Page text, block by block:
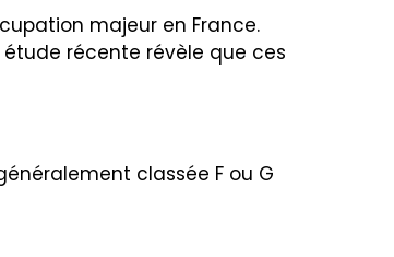
majeur en France.
récente révèle que ces
classée F ou G